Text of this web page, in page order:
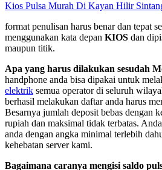
Kios Pulsa Murah Di Kayan Hilir
format penulisan harus benar dan tepat
menggunakan kata depan KIOS dan
maupun titik.
Apa yang harus dilakukan sesudah
handphone anda bisa dipakai untuk
elektrik semua operator di seluruh
berhasil melakukan daftar anda harus
Besarnya jumlah deposit bebas dengan
rupiah dan maksimal tidak terbatas.
anda dengan angka minimal terlebih
kehebatan server kami.
Bagaimana caranya mengisi saldo